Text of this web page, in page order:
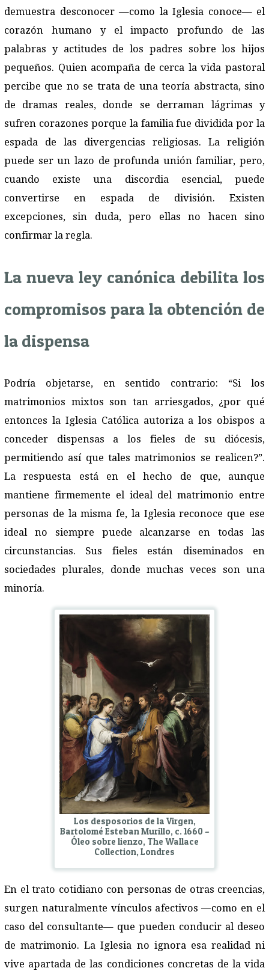
demuestra desconocer —como la Iglesia conoce— el
corazón humano y el impacto profundo de las
palabras y actitudes de los padres sobre los hijos
pequeños. Quien acompaña de cerca la vida pastoral
percibe que no se trata de una teoría abstracta, sino
de dramas reales, donde se derraman lágrimas y
sufren corazones porque la familia fue dividida por la
espada de las divergencias religiosas. La religión
puede ser un lazo de profunda unión familiar, pero,
cuando existe una discordia esencial, puede
convertirse en espada de división. Existen
excepciones, sin duda, pero ellas no hacen sino
confirmar la regla.
La nueva ley canónica debilita los
compromisos para la obtención de
la dispensa
Podría objetarse, en sentido contrario: “Si los
matrimonios mixtos son tan arriesgados, ¿por qué
entonces la Iglesia Católica autoriza a los obispos a
conceder dispensas a los fieles de su diócesis,
permitiendo así que tales matrimonios se realicen?”.
La respuesta está en el hecho de que, aunque
mantiene firmemente el ideal del matrimonio entre
personas de la misma fe, la Iglesia reconoce que ese
ideal no siempre puede alcanzarse en todas las
circunstancias. Sus fieles están diseminados en
sociedades plurales, donde muchas veces son una
minoría.
Los desposorios de la Virgen,
Bartolomé Esteban Murillo, c. 1660 –
Óleo sobre lienzo, The Wallace
Collection, Londres
En el trato cotidiano con personas de otras creencias,
surgen naturalmente vínculos afectivos —como en el
caso del consultante— que pueden conducir al deseo
de matrimonio. La Iglesia no ignora esa realidad ni
vive apartada de las condiciones concretas de la vida